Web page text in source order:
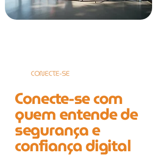
CONECTE-SE
Conecte-se com
quem entende de
segurança e
confiança digital